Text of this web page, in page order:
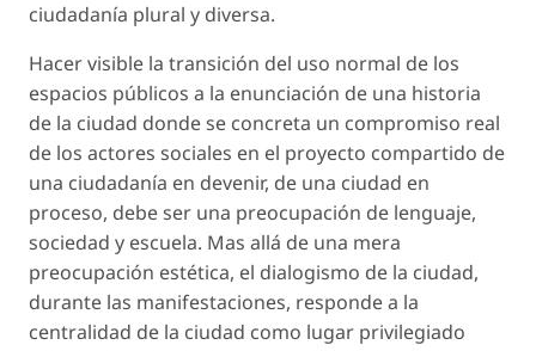
ciudadanía plural y diversa.
Hacer visible la transición del uso normal de los
espacios públicos a la enunciación de una historia
de la ciudad donde se concreta un compromiso real
de los actores sociales en el proyecto compartido de
una ciudadanía en devenir, de una ciudad en
proceso, debe ser una preocupación de lenguaje,
sociedad y escuela. Mas allá de una mera
preocupación estética, el dialogismo de la ciudad,
durante las manifestaciones, responde a la
centralidad de la ciudad como lugar privilegiado